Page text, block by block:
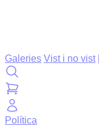
Galeries Vist i no vist
Política